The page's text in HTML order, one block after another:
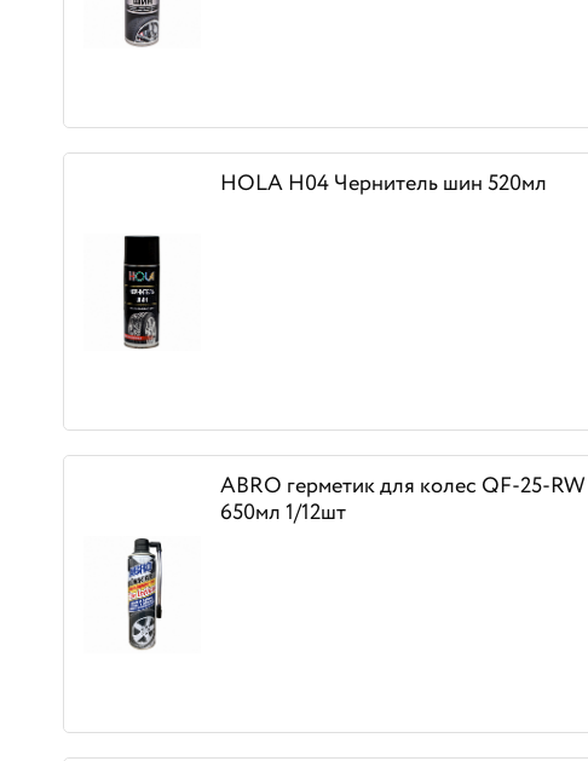
HOLA H04 Чернитель шин 520мл
ABRO герметик для колес QF-25-RW
650мл 1/12шт